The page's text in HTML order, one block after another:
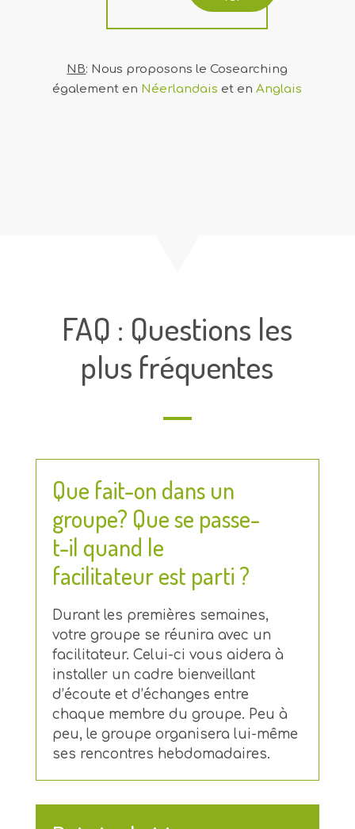
NB: Nous proposons le Cosearching
également en Néerlandais et enAnglais
FAQ : Questions les
plus fréquentes
Que fait-on dans un
groupe? Que se passe-
t-il quand le
facilitateur est parti ?
Durant les premières semaines,
votre groupe se réunira avec un
facilitateur. Celui-ci vous aidera à
installer un cadre bienveillant
d’écoute et d’échanges entre
chaque membre du groupe. Peu à
peu, le groupe organisera lui-même
ses rencontres hebdomadaires.